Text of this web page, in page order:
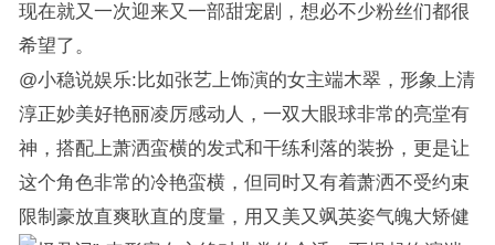
现在就又一次迎来又一部甜宠剧，想必不少粉丝们都很
希望了。
@小稳说娱乐:比如张艺上饰演的女主端木翠，形象上清
淳正妙美好艳丽凌厉感动人，一双大眼球非常的亮堂有
神，搭配上萧洒蛮横的发式和干练利落的装扮，更是让
这个角色非常的冷艳蛮横，但同时又有着萧洒不受约束
限制豪放直爽耿直的度量，用又美又飒英姿气魄大矫健